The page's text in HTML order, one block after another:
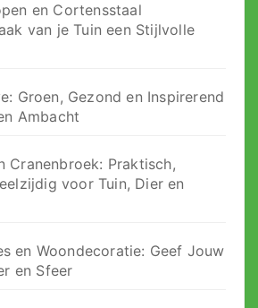
en Cortensstaal
van je Tuin een Stijlvolle
Groen, Gezond en Inspirerend
Ambacht
Cranenbroek: Praktisch,
voor Tuin, Dier en
en Woondecoratie: Geef Jouw
en Sfeer